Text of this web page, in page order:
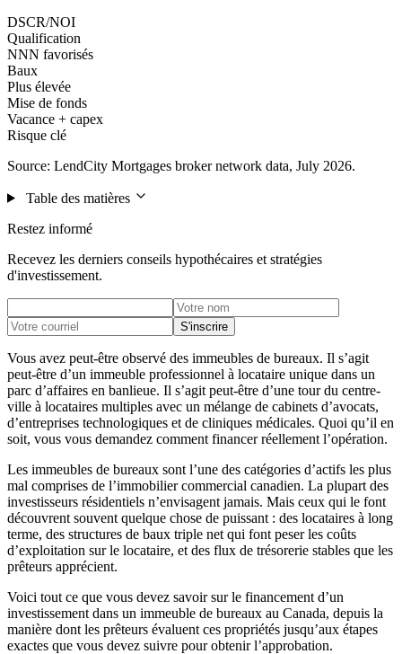
DSCR/NOI
Qualification
NNN favorisés
Baux
Plus élevée
Mise de fonds
Vacance + capex
Risque clé
Source: LendCity Mortgages broker network data, July 2026.
Table des matières
Restez informé
Recevez les derniers conseils hypothécaires et stratégies
d'investissement.
S'inscrire
Vous avez peut-être observé des immeubles de bureaux. Il s’agit
peut-être d’un immeuble professionnel à locataire unique dans un
parc d’affaires en banlieue. Il s’agit peut-être d’une tour du centre-
ville à locataires multiples avec un mélange de cabinets d’avocats,
d’entreprises technologiques et de cliniques médicales. Quoi qu’il en
soit, vous vous demandez comment financer réellement l’opération.
Les immeubles de bureaux sont l’une des catégories d’actifs les plus
mal comprises de l’immobilier commercial canadien. La plupart des
investisseurs résidentiels n’envisagent jamais. Mais ceux qui le font
découvrent souvent quelque chose de puissant : des locataires à long
terme, des structures de baux triple net qui font peser les coûts
d’exploitation sur le locataire, et des flux de trésorerie stables que les
prêteurs apprécient.
Voici tout ce que vous devez savoir sur le financement d’un
investissement dans un immeuble de bureaux au Canada, depuis la
manière dont les prêteurs évaluent ces propriétés jusqu’aux étapes
exactes que vous devez suivre pour obtenir l’approbation.